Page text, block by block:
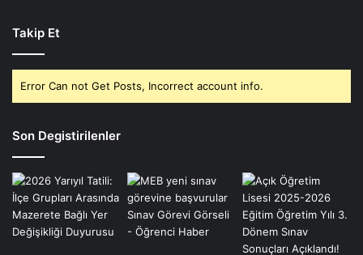
Takip Et
Error Can not Get Posts, Incorrect account info.
Son Degistirilenler